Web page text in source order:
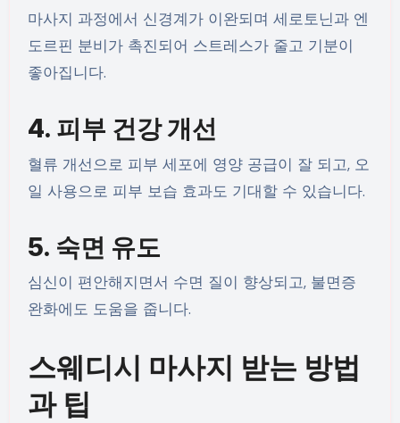
마사지 과정에서 신경계가 이완되며 세로토닌과 엔
도르핀 분비가 촉진되어 스트레스가 줄고 기분이
좋아집니다.
4. 피부 건강 개선
혈류 개선으로 피부 세포에 영양 공급이 잘 되고, 오
일 사용으로 피부 보습 효과도 기대할 수 있습니다.
5. 숙면 유도
심신이 편안해지면서 수면 질이 향상되고, 불면증
완화에도 도움을 줍니다.
스웨디시 마사지 받는 방법
과 팁